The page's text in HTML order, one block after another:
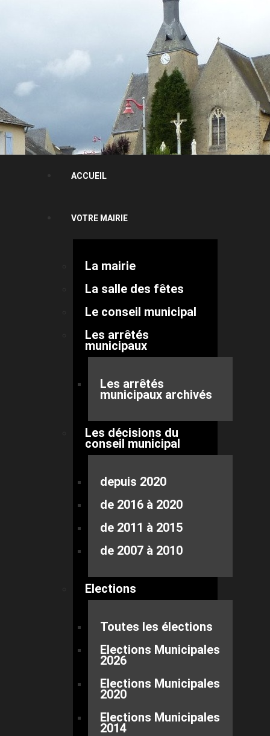
ACCUEIL
VOTRE MAIRIE
La mairie
La salle des fêtes
Le conseil municipal
Les arrêtés
municipaux
Les arrêtés
municipaux archivés
Les décisions du
conseil municipal
depuis 2020
de 2016 à 2020
de 2011 à 2015
de 2007 à 2010
Elections
Toutes les élections
Elections Municipales
2026
Elections Municipales
2020
Elections Municipales
2014